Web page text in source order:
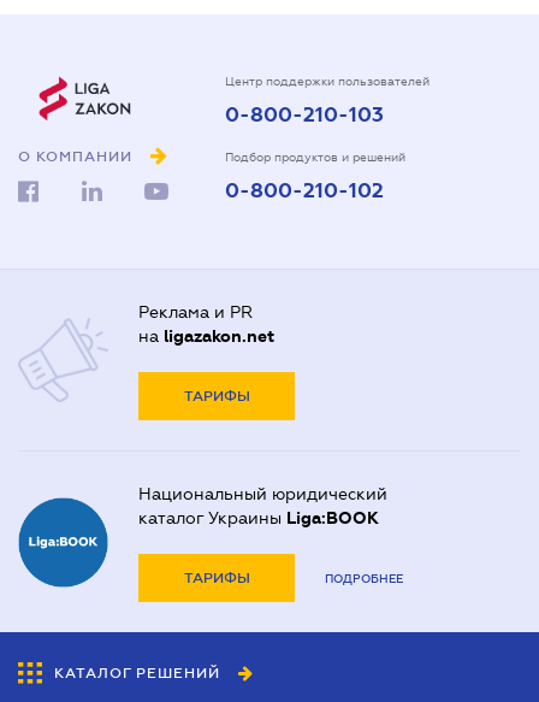
О КОМПАНИИ
Центр поддержки пользователей
0-800-210-103
Подбор продуктов и решений
0-800-210-102
Реклама и PR
на ligazakon.net
ТАРИФЫ
Национальный юридический
каталог Украины Liga:BOOK
ТАРИФЫ ПОДРОБНЕЕ
КАТАЛОГ РЕШЕНИЙ